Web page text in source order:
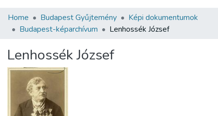
Communities & Collections
Statistics
About us
Home Budapest Gyűjtemény
Képi dokumentumok
Budapest-képarchívum
Lenhossék József
Lenhossék József